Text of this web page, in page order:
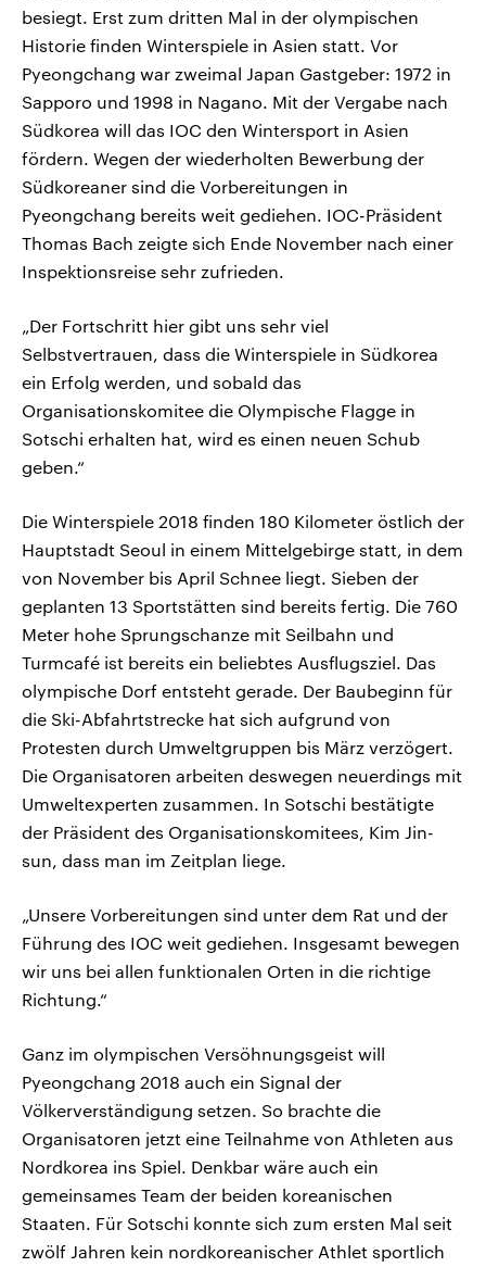
besiegt. Erst zum dritten Mal in der olympischen
Historie finden Winterspiele in Asien statt. Vor
Pyeongchang war zweimal Japan Gastgeber: 1972 in
Sapporo und 1998 in Nagano. Mit der Vergabe nach
Südkorea will das IOC den Wintersport in Asien
fördern. Wegen der wiederholten Bewerbung der
Südkoreaner sind die Vorbereitungen in
Pyeongchang bereits weit gediehen. IOC-Präsident
Thomas Bach zeigte sich Ende November nach einer
Inspektionsreise sehr zufrieden.
„Der Fortschritt hier gibt uns sehr viel
Selbstvertrauen, dass die Winterspiele in Südkorea
ein Erfolg werden, und sobald das
Organisationskomitee die Olympische Flagge in
Sotschi erhalten hat, wird es einen neuen Schub
geben.“
Die Winterspiele 2018 finden 180 Kilometer östlich der
Hauptstadt Seoul in einem Mittelgebirge statt, in dem
von November bis April Schnee liegt. Sieben der
geplanten 13 Sportstätten sind bereits fertig. Die 760
Meter hohe Sprungschanze mit Seilbahn und
Turmcafé ist bereits ein beliebtes Ausflugsziel. Das
olympische Dorf entsteht gerade. Der Baubeginn für
die Ski-Abfahrtstrecke hat sich aufgrund von
Protesten durch Umweltgruppen bis März verzögert.
Die Organisatoren arbeiten deswegen neuerdings mit
Umweltexperten zusammen. In Sotschi bestätigte
der Präsident des Organisationskomitees, Kim Jin-
sun, dass man im Zeitplan liege.
„Unsere Vorbereitungen sind unter dem Rat und der
Führung des IOC weit gediehen. Insgesamt bewegen
wir uns bei allen funktionalen Orten in die richtige
Richtung.“
Ganz im olympischen Versöhnungsgeist will
Pyeongchang 2018 auch ein Signal der
Völkerverständigung setzen. So brachte die
Organisatoren jetzt eine Teilnahme von Athleten aus
Nordkorea ins Spiel. Denkbar wäre auch ein
gemeinsames Team der beiden koreanischen
Staaten. Für Sotschi konnte sich zum ersten Mal seit
zwölf Jahren kein nordkoreanischer Athlet sportlich